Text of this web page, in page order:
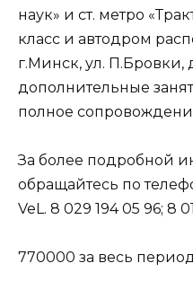
наук» и ст. метро
класс и автодром
г.Минск, ул. П.Бровки,
дополнительные
полное
За более подробной
обращайтесь по
VeL. 8 029 194 05 96; 8
770000 за весь